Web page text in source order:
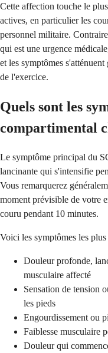
Cette affection touche le
actives, en particulier les
personnel militaire.
qui est une urgence
et les symptômes
de l'exercice.
Quels sont les
compartimental
Le symptôme principal du
lancinante qui s'intensifie
Vous remarquerez
moment prévisible de votre
couru pendant 10 minutes.
Voici les symptômes les
Douleur profonde,
musculaire affecté
Sensation de tension
les pieds
Engourdissement ou
Faiblesse musculaire
Douleur qui